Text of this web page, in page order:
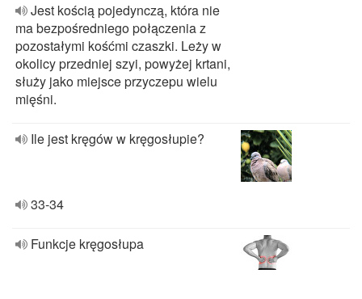
Jest kością pojedynczą, która nie
ma bezpośredniego połączenia z
pozostałymi kośćmi czaszki. Leży w
okolicy przedniej szyi, powyżej krtani,
służy jako miejsce przyczepu wielu
mięśni.
Ile jest kręgów w kręgosłupie?
33-34
Funkcje kręgosłupa